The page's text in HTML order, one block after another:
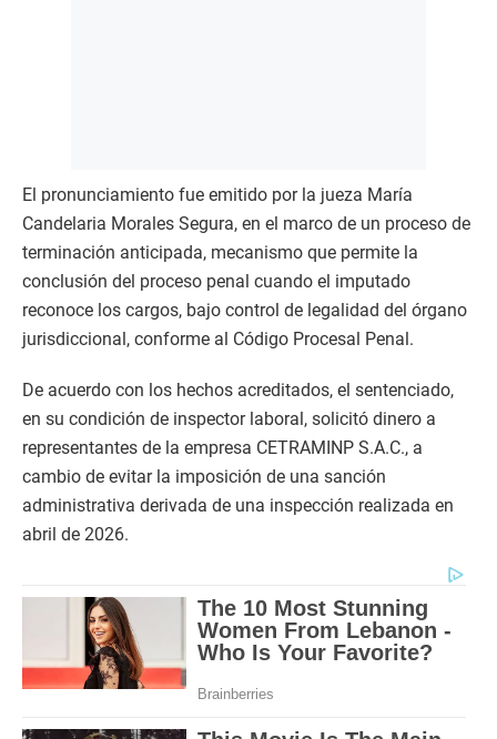
El pronunciamiento fue emitido por la jueza María
Candelaria Morales Segura, en el marco de un proceso de
terminación anticipada, mecanismo que permite la
conclusión del proceso penal cuando el imputado
reconoce los cargos, bajo control de legalidad del órgano
jurisdiccional, conforme al Código Procesal Penal.
De acuerdo con los hechos acreditados, el sentenciado,
en su condición de inspector laboral, solicitó dinero a
representantes de la empresa CETRAMINP S.A.C., a
cambio de evitar la imposición de una sanción
administrativa derivada de una inspección realizada en
abril de 2026.